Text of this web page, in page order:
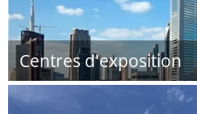
Centres d'exposition